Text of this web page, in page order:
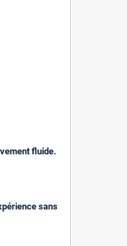
fluide.
sans